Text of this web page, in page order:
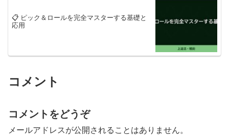
📋 ピック＆ロールを完全マスターする基礎と
応用
コメント
コメントをどうぞ
メールアドレスが公開されることはありません。